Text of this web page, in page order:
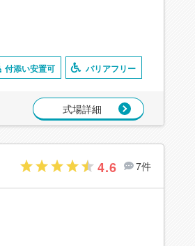
付添い安置可 バリアフリー
式場詳細
4.6 7件